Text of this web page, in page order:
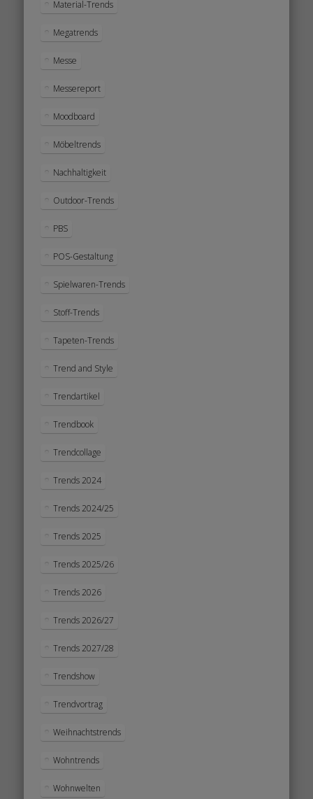
Material-Trends
Megatrends
Messe
Messereport
Moodboard
Möbeltrends
Nachhaltigkeit
Outdoor-Trends
PBS
POS-Gestaltung
Spielwaren-Trends
Stoff-Trends
Tapeten-Trends
Trend and Style
Trendartikel
Trendbook
Trendcollage
Trends 2024
Trends 2024/25
Trends 2025
Trends 2025/26
Trends 2026
Trends 2026/27
Trends 2027/28
Trendshow
Trendvortrag
Weihnachtstrends
Wohntrends
Wohnwelten